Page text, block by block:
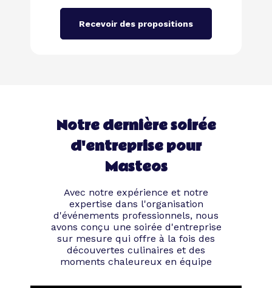
Recevoir des propositions
Notre dernière soirée
d'entreprise pour
Masteos
Avec notre expérience et notre
expertise dans l'organisation
d'événements professionnels, nous
avons conçu une soirée d'entreprise
sur mesure qui offre à la fois des
découvertes culinaires et des
moments chaleureux en équipe